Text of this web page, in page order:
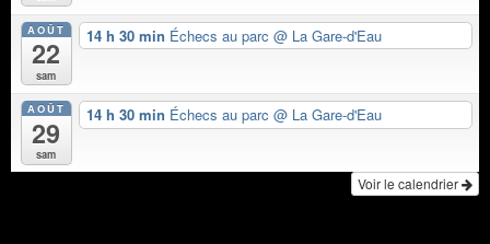
AOÛT
22
sam
14 h 30 min Échecs au parc @ La Gare-d'Eau
AOÛT
29
sam
14 h 30 min Échecs au parc @ La Gare-d'Eau
Voir le calendrier